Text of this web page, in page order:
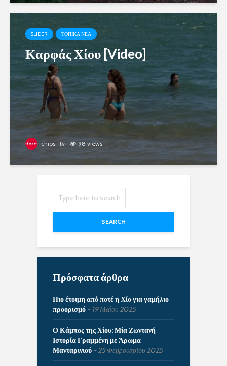
SLIDER ΤΟΠΙΚΑ ΝΕΑ
Καρφάς Χίου [Video]
chios_tv 98 views
SEARCH
Πρόσφατα άρθρα
Πιο έτοιμη από ποτέ η Χίο για γαμήλιο
προορισμό
19 Μαΐου 2025
Ο Κάμπος της Χίου: Μία Ζωντανή
Ιστορία Γραμμένη με Άρωμα
Μανταρινιού
25 Φεβρουαρίου 2025